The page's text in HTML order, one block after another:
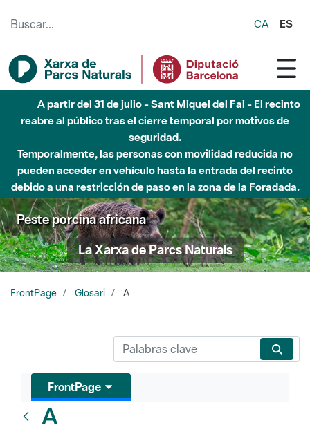
CA ES
A partir del 31 de julio - Sant Miquel del Fai - El recinto
reabre al público tras el cierre temporal por motivos de
seguridad.
Temporalmente, las personas con movilidad reducida no
pueden acceder en vehículo hasta la entrada del recinto
debido a una restricción de paso en la zona de la Foradada.
Peste porcina africana
La Xarxa de Parcs Naturals
FrontPage Glosari A
FrontPage
A